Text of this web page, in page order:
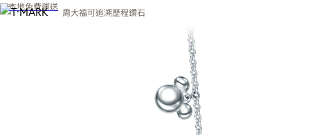
本地免費運送
周大福可追溯歷程鑽石